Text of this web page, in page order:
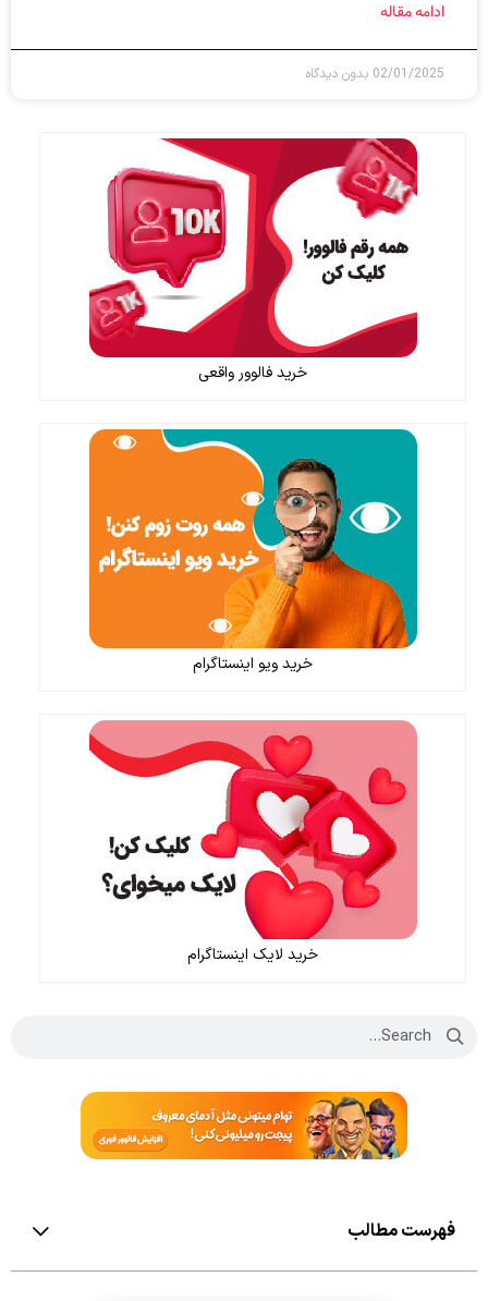
ادامه مقاله
02/01/2025 بدون دیدگاه
خرید فالوور واقعی
خرید ویو اینستاگرام
خرید لایک اینستاگرام
فهرست مطالب